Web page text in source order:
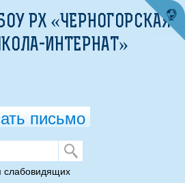
РХ «ЧЕРНОГОРСКАЯ
ИНТЕРНАТ»
письмо
слабовидящих